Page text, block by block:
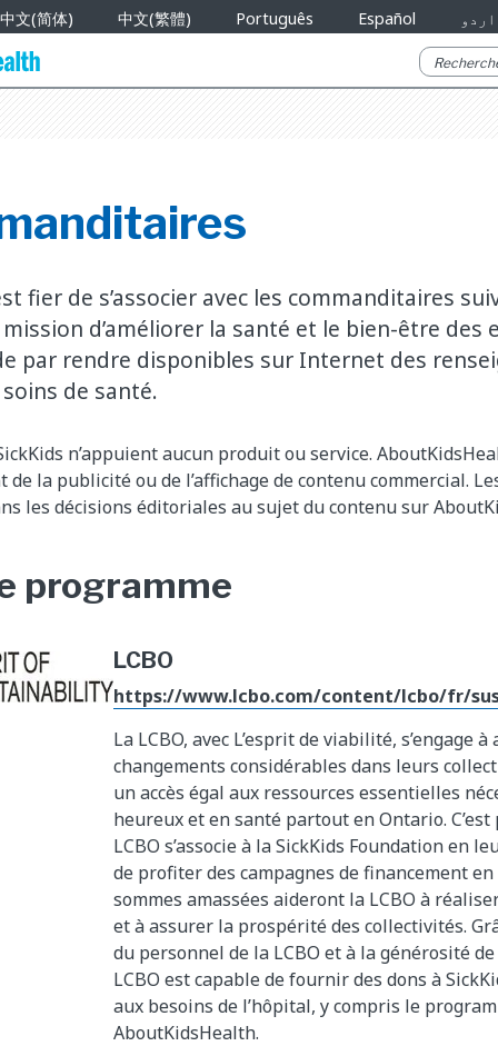
中文(简体) 中文(繁體) Português Español اردو
fier de s’associer avec les commanditaires
d’améliorer la santé et le bien-être des
par rendre disponibles sur Internet des
de santé.
n’appuient aucun produit ou service.
de la publicité ou de l’affichage de contenu commercial.
les décisions éditoriales au sujet du contenu sur
programme
LCBO
https://www.lcbo.com/content/lcbo/fr/
La LCBO, avec L’esprit de viabilité, s’engage
changements considérables dans leurs
un accès égal aux ressources essentielles
heureux et en santé partout en Ontario.
LCBO s’associe à la SickKids Foundation en
de profiter des campagnes de financement en
sommes amassées aideront la LCBO à
et à assurer la prospérité des collectivités.
du personnel de la LCBO et à la générosité
LCBO est capable de fournir des dons à
aux besoins de l’hôpital, y compris le
AboutKidsHealth.